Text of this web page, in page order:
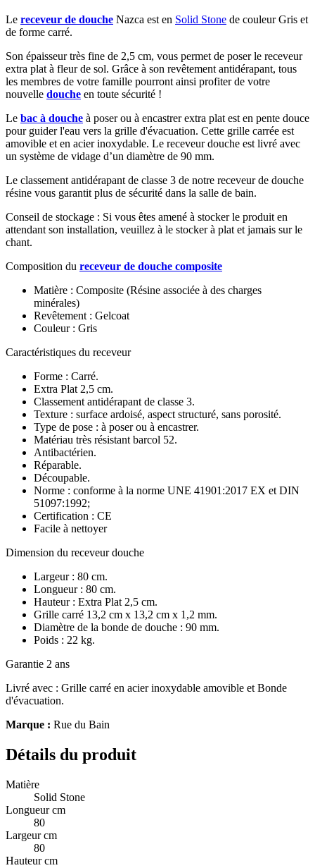
Le receveur de douche Nazca est en Solid Stone de couleur Gris et
de forme carré.
Son épaisseur très fine de 2,5 cm, vous permet de poser le receveur
extra plat à fleur de sol. Grâce à son revêtement antidérapant, tous
les membres de votre famille pourront ainsi profiter de votre
nouvelle douche en toute sécurité !
Le bac à douche à poser ou à encastrer extra plat est en pente douce
pour guider l'eau vers la grille d'évacuation. Cette grille carrée est
amovible et en acier inoxydable. Le receveur douche est livré avec
un système de vidage d’un diamètre de 90 mm.
Le classement antidérapant de classe 3 de notre receveur de douche
résine vous garantit plus de sécurité dans la salle de bain.
Conseil de stockage : Si vous êtes amené à stocker le produit en
attendant son installation, veuillez à le stocker à plat et jamais sur le
chant.
Composition du receveur de douche composite
Matière : Composite (Résine associée à des charges
minérales)
Revêtement : Gelcoat
Couleur : Gris
Caractéristiques du receveur
Forme : Carré.
Extra Plat 2,5 cm.
Classement antidérapant de classe 3.
Texture : surface ardoisé, aspect structuré, sans porosité.
Type de pose : à poser ou à encastrer.
Matériau très résistant barcol 52.
Antibactérien.
Réparable.
Découpable.
Norme : conforme à la norme UNE 41901:2017 EX et DIN
51097:1992;
Certification : CE
Facile à nettoyer
Dimension du receveur douche
Largeur : 80 cm.
Longueur : 80 cm.
Hauteur : Extra Plat 2,5 cm.
Grille carré 13,2 cm x 13,2 cm x 1,2 mm.
Diamètre de la bonde de douche : 90 mm.
Poids : 22 kg.
Garantie 2 ans
Livré avec : Grille carré en acier inoxydable amovible et Bonde
d'évacuation.
Marque : Rue du Bain
Détails du produit
Matière
Solid Stone
Longueur cm
80
Largeur cm
80
Hauteur cm